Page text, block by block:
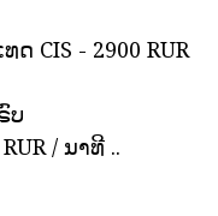
CIS - 2900 RUR
ບ
/ ນາທີ ..